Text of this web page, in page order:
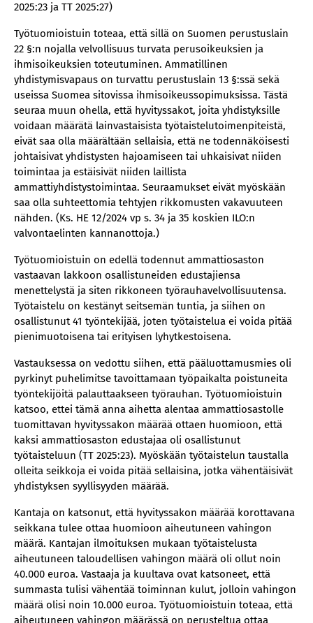
2025:23 ja TT 2025:27)
Työtuomioistuin toteaa, että sillä on Suomen perustuslain
22 §:n nojalla velvollisuus turvata perusoikeuksien ja
ihmisoikeuksien toteutuminen. Ammatillinen
yhdistymisvapaus on turvattu perustuslain 13 §:ssä sekä
useissa Suomea sitovissa ihmisoikeussopimuksissa. Tästä
seuraa muun ohella, että hyvityssakot, joita yhdistyksille
voidaan määrätä lainvastaisista työtaistelutoimenpiteistä,
eivät saa olla määrältään sellaisia, että ne todennäköisesti
johtaisivat yhdistysten hajoamiseen tai uhkaisivat niiden
toimintaa ja estäisivät niiden laillista
ammattiyhdistystoimintaa. Seuraamukset eivät myöskään
saa olla suhteettomia tehtyjen rikkomusten vakavuuteen
nähden. (Ks. HE 12/2024 vp s. 34 ja 35 koskien ILO:n
valvontaelinten kannanottoja.)
Työtuomioistuin on edellä todennut ammattiosaston
vastaavan lakkoon osallistuneiden edustajiensa
menettelystä ja siten rikkoneen työrauhavelvollisuutensa.
Työtaistelu on kestänyt seitsemän tuntia, ja siihen on
osallistunut 41 työntekijää, joten työtaistelua ei voida pitää
pienimuotoisena tai erityisen lyhytkestoisena.
Vastauksessa on vedottu siihen, että pääluottamusmies oli
pyrkinyt puhelimitse tavoittamaan työpaikalta poistuneita
työntekijöitä palauttaakseen työrauhan. Työtuomioistuin
katsoo, ettei tämä anna aihetta alentaa ammattiosastolle
tuomittavan hyvityssakon määrää ottaen huomioon, että
kaksi ammattiosaston edustajaa oli osallistunut
työtaisteluun (TT 2025:23). Myöskään työtaistelun taustalla
olleita seikkoja ei voida pitää sellaisina, jotka vähentäisivät
yhdistyksen syyllisyyden määrää.
Kantaja on katsonut, että hyvityssakon määrää korottavana
seikkana tulee ottaa huomioon aiheutuneen vahingon
määrä. Kantajan ilmoituksen mukaan työtaistelusta
aiheutuneen taloudellisen vahingon määrä oli ollut noin
40.000 euroa. Vastaaja ja kuultava ovat katsoneet, että
summasta tulisi vähentää toiminnan kulut, jolloin vahingon
määrä olisi noin 10.000 euroa. Työtuomioistuin toteaa, että
aiheutuneen vahingon määrässä on perusteltua ottaa